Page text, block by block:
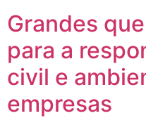
Grandes
para a
civil e
empresas